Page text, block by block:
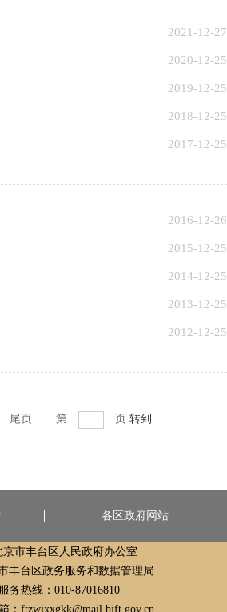
2021-12-27
2020-12-25
2019-12-25
2018-12-25
2017-12-25
2016-12-26
2015-12-25
2014-12-25
2013-12-25
2012-12-25
尾页 第 页 转到
各区政府网站
京市丰台区人民政府办公室
丰台区政务服务和数据管理局
务热线：010-87016810
：ftzwjxxgkk@mail.bjft.gov.cn